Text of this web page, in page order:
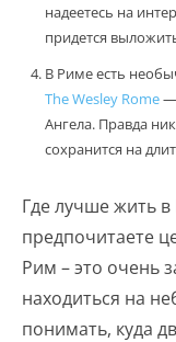
надеетесь на
придется
В Риме есть
The Wesley Rome—
Ангела. Правда
сохранится на
Где лучше жить
предпочитаете
Рим – это очень
находиться на
понимать, куда